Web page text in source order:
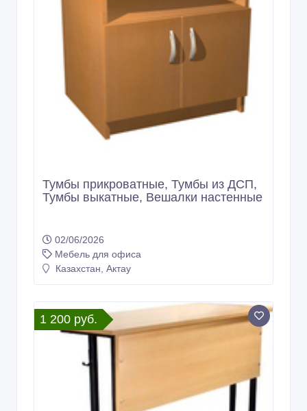
Тумбы прикроватные, Тумбы из ДСП,
Тумбы выкатные, Вешалки настенные
02/06/2026
Мебель для офиса
Казахстан, Актау
1 200 руб.